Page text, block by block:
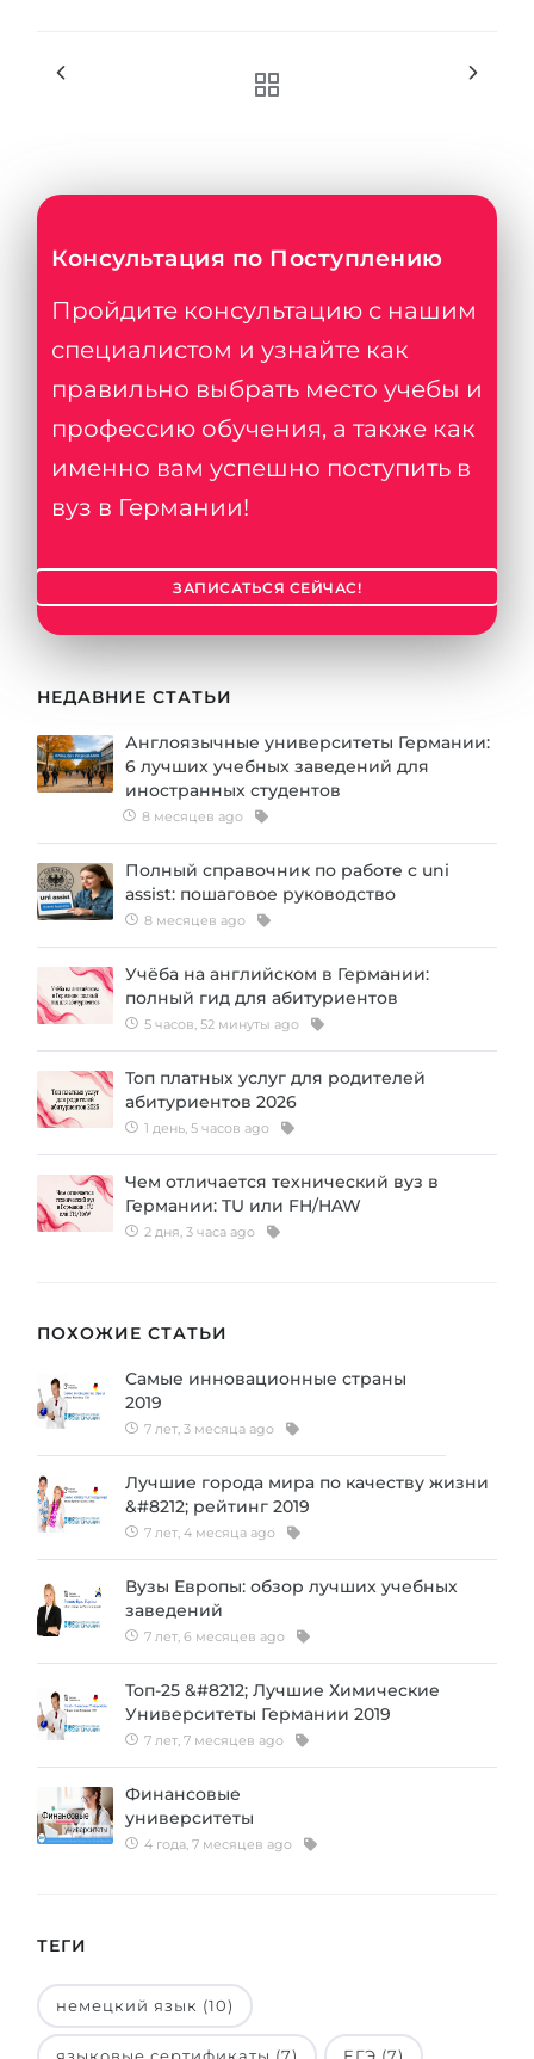
Консультация по Поступлению
Пройдите консультацию с нашим
специалистом и узнайте как
правильно выбрать место учебы и
профессию обучения, а также как
именно вам успешно поступить в
вуз в Германии!
ЗАПИСАТЬСЯ СЕЙЧАС!
НЕДАВНИЕ СТАТЬИ
Англоязычные университеты Германии:
6 лучших учебных заведений для
иностранных студентов
8 месяцев ago
Полный справочник по работе с uni
assist: пошаговое руководство
8 месяцев ago
Учёба на английском в Германии:
полный гид для абитуриентов
5 часов, 52 минуты ago
Топ платных услуг для родителей
абитуриентов 2026
1 день, 5 часов ago
Чем отличается технический вуз в
Германии: TU или FH/HAW
2 дня, 3 часа ago
ПОХОЖИЕ СТАТЬИ
Самые инновационные страны
2019
7 лет, 3 месяца ago
Лучшие города мира по качеству жизни
&#8212; рейтинг 2019
7 лет, 4 месяца ago
Вузы Европы: обзор лучших учебных
заведений
7 лет, 6 месяцев ago
Топ-25 &#8212; Лучшие Химические
Университеты Германии 2019
7 лет, 7 месяцев ago
Финансовые
университеты
4 года, 7 месяцев ago
ТЕГИ
немецкий язык (10)